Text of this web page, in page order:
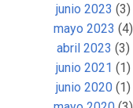
junio 2023 (3)
mayo 2023 (4)
abril 2023 (3)
junio 2021 (1)
junio 2020(1)